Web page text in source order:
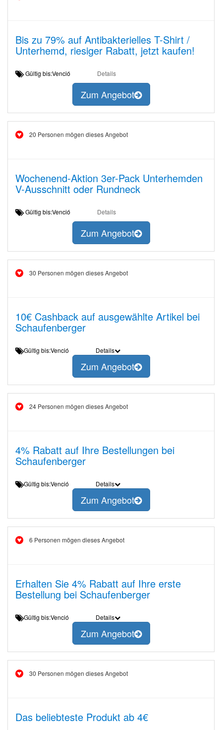
Bis zu 79% auf Antibakterielles T-Shirt /
Unterhemd, riesiger Rabatt, jetzt kaufen!
Gültig bis:Venció Details
Zum Angebot
20 Personen mögen dieses Angebot
Wochenend-Aktion 3er-Pack Unterhemden
V-Ausschnitt oder Rundneck
Gültig bis:Venció Details
Zum Angebot
30 Personen mögen dieses Angebot
10€ Cashback auf ausgewählte Artikel bei
Schaufenberger
Gültig bis:Venció Details
Zum Angebot
24 Personen mögen dieses Angebot
4% Rabatt auf Ihre Bestellungen bei
Schaufenberger
Gültig bis:Venció Details
Zum Angebot
6 Personen mögen dieses Angebot
Erhalten Sie 4% Rabatt auf Ihre erste
Bestellung bei Schaufenberger
Gültig bis:Venció Details
Zum Angebot
30 Personen mögen dieses Angebot
Das beliebteste Produkt ab 4€